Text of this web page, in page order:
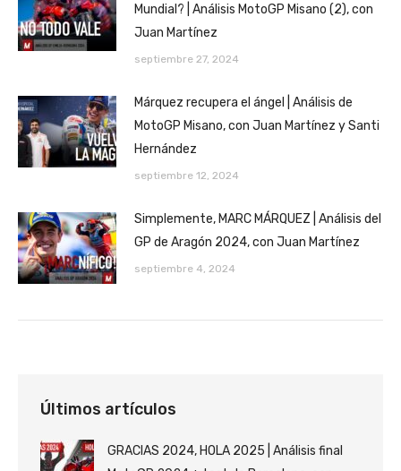
Mundial? | Análisis MotoGP Misano (2), con
Juan Martínez
septiembre 27, 2024
Márquez recupera el ángel | Análisis de
MotoGP Misano, con Juan Martínez y Santi
Hernández
septiembre 12, 2024
Simplemente, MARC MÁRQUEZ | Análisis del
GP de Aragón 2024, con Juan Martínez
septiembre 4, 2024
Últimos artículos
GRACIAS 2024, HOLA 2025 | Análisis final